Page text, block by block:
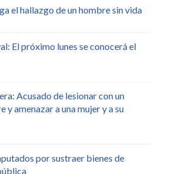
el hallazgo de un hombre sin vida
El próximo lunes se conocerá el
Acusado de lesionar con un
y amenazar a una mujer y a su
por sustraer bienes de